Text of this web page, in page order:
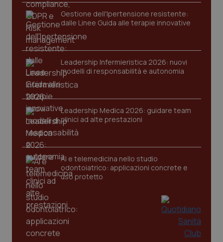
Gestione dell'Ipertensione resistente:
dalle Linee Guida alle terapie innovative
Leadership Infermieristica 2026: nuovi
modelli di responsabilità e autonomia
Leadership Medica 2026: guidare team
clinici ad alte prestazioni
AI e telemedicina nello studio
odontoiatrico: applicazioni concrete e
uso protetto
CookieScriptConsent
www.quotidianosanita.it
tracking-sites-ironfish-
tracking-enable
www.quotidianosanita.it